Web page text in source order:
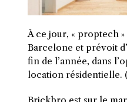
À ce jour, « proptech »
Barcelone et prévoit
fin de l’année, dans
location résidentielle.